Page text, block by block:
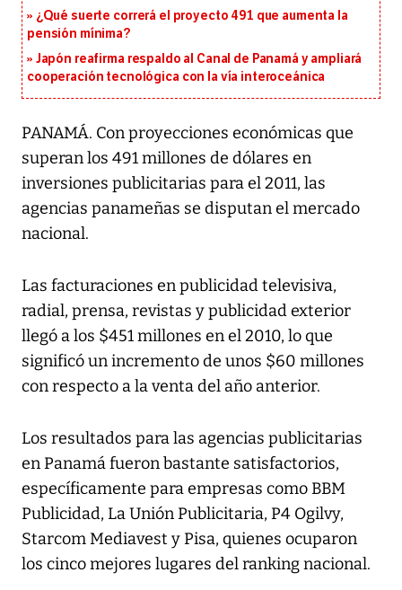
¿Qué suerte correrá el proyecto 491 que aumenta la
pensión mínima?
Japón reafirma respaldo al Canal de Panamá y ampliará
cooperación tecnológica con la vía interoceánica
PANAMÁ. Con proyecciones económicas que
superan los 491 millones de dólares en
inversiones publicitarias para el 2011, las
agencias panameñas se disputan el mercado
nacional.
Las facturaciones en publicidad televisiva,
radial, prensa, revistas y publicidad exterior
llegó a los $451 millones en el 2010, lo que
significó un incremento de unos $60 millones
con respecto a la venta del año anterior.
Los resultados para las agencias publicitarias
en Panamá fueron bastante satisfactorios,
específicamente para empresas como BBM
Publicidad, La Unión Publicitaria, P4 Ogilvy,
Starcom Mediavest y Pisa, quienes ocuparon
los cinco mejores lugares del ranking nacional.